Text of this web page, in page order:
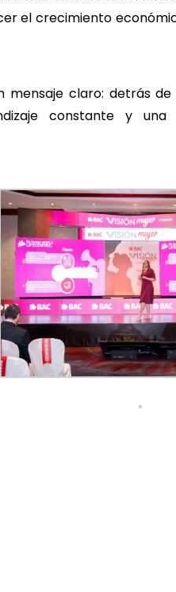
el crecimiento
mensaje claro: detrás
constante y una